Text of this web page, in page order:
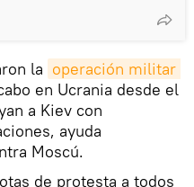
la operación militar
en Ucrania desde el
a Kiev con
ayuda
Moscú.
de protesta a todos